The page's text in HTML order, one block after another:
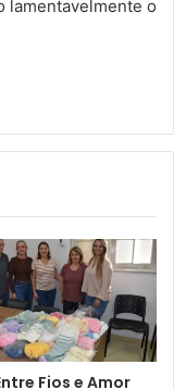
lamentavelmente o
Fios e Amor